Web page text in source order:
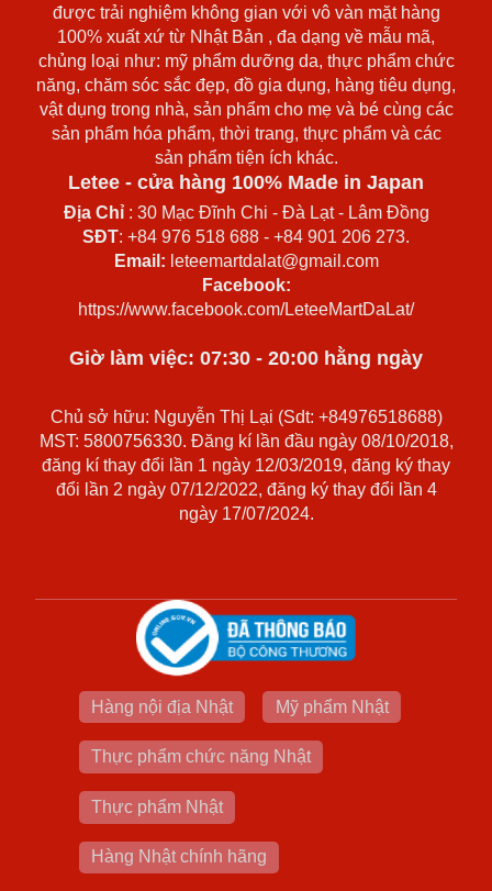
được trải nghiệm không gian với vô vàn mặt hàng
100% xuất xứ từ Nhật Bản , đa dạng về mẫu mã,
chủng loại như: mỹ phẩm dưỡng da, thực phẩm chức
năng, chăm sóc sắc đẹp, đồ gia dụng, hàng tiêu dụng,
vật dụng trong nhà, sản phẩm cho mẹ và bé cùng các
sản phẩm hóa phẩm, thời trang, thực phẩm và các
sản phẩm tiện ích khác.
Letee - cửa hàng 100% Made in Japan
Địa Chỉ: 30 Mạc Đĩnh Chi - Đà Lạt - Lâm Đồng
SĐT: +84 976 518 688 - +84 901 206 273.
Email: leteemartdalat@gmail.com
Facebook:
https://www.facebook.com/LeteeMartDaLat/
Giờ làm việc: 07:30 - 20:00 hằng ngày
Chủ sở hữu: Nguyễn Thị Lại (Sdt: +84976518688)
MST: 5800756330. Đăng kí lần đầu ngày 08/10/2018,
đăng kí thay đổi lần 1 ngày 12/03/2019, đăng ký thay
đổi lần 2 ngày 07/12/2022, đăng ký thay đổi lần 4
ngày 17/07/2024.
Hàng nội địa Nhật Mỹ phẩm Nhật
Thực phẩm chức năng Nhật
Thực phẩm Nhật
Hàng Nhật chính hãng